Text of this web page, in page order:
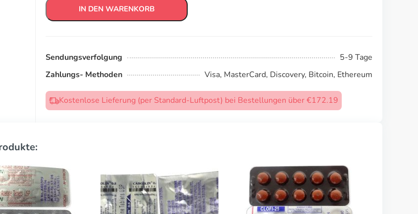
IN DEN WARENKORB
Sendungsverfolgung
5-9 Tage
Zahlungs- Methoden
Visa, MasterCard, Discovery, Bitcoin, Ethereum
Kostenlose Lieferung (per Standard-Luftpost) bei Bestellungen über €172.19